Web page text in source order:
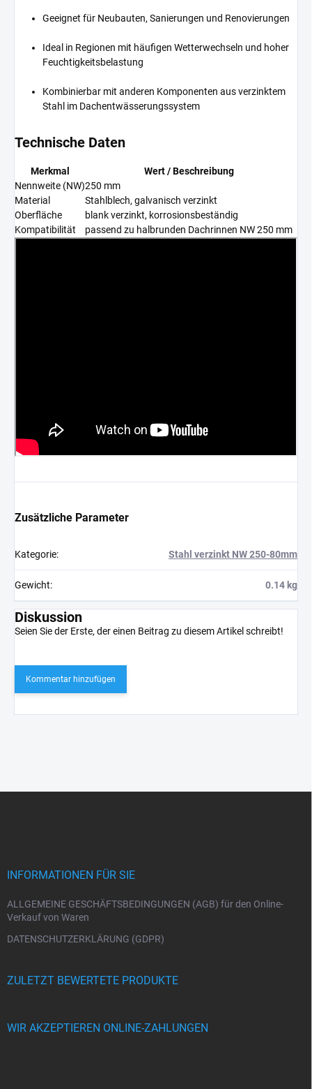
Geeignet für Neubauten, Sanierungen und Renovierungen
Ideal in Regionen mit häufigen Wetterwechseln und hoher
Feuchtigkeitsbelastung
Kombinierbar mit anderen Komponenten aus verzinktem
Stahl im Dachentwässerungssystem
Technische Daten
Merkmal
Wert / Beschreibung
Nennweite (NW)250 mm
Material
Stahlblech, galvanisch verzinkt
Oberfläche
blank verzinkt, korrosionsbeständig
Kompatibilität
passend zu halbrunden Dachrinnen NW 250 mm
Zusätzliche Parameter
Kategorie: Stahl verzinkt NW 250-80mm
Gewicht: 0.14 kg
Diskussion
Seien Sie der Erste, der einen Beitrag zu diesem Artikel schreibt!
Kommentar hinzufügen
INFORMATIONEN FÜR SIE
ALLGEMEINE GESCHÄFTSBEDINGUNGEN (AGB) für den Online-
Verkauf von Waren
DATENSCHUTZERKLÄRUNG (GDPR)
ZULETZT BEWERTETE PRODUKTE
WIR AKZEPTIEREN ONLINE-ZAHLUNGEN